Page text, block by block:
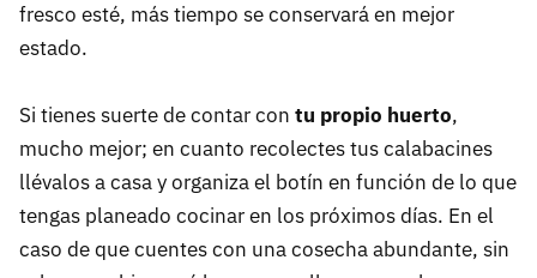
fresco esté, más tiempo se conservará en mejor
estado.
Si tienes suerte de contar con tu propio huerto,
mucho mejor; en cuanto recolectes tus calabacines
llévalos a casa y organiza el botín en función de lo que
tengas planeado cocinar en los próximos días. En el
caso de que cuentes con una cosecha abundante, sin